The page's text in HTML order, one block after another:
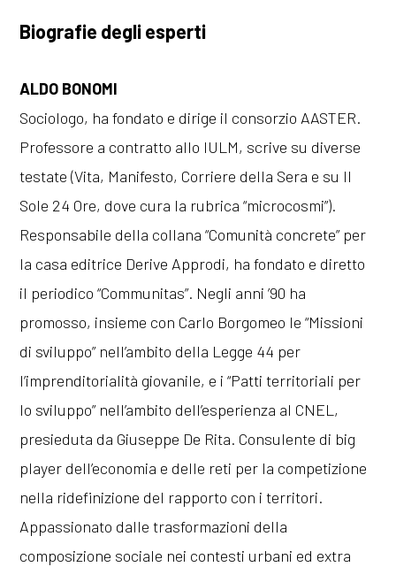
Biografie degli esperti
ALDO BONOMI
Sociologo, ha fondato e dirige il consorzio AASTER.
Professore a contratto allo IULM, scrive su diverse
testate (Vita, Manifesto, Corriere della Sera e su Il
Sole 24 Ore, dove cura la rubrica “microcosmi”).
Responsabile della collana “Comunità concrete” per
la casa editrice Derive Approdi, ha fondato e diretto
il periodico “Communitas”. Negli anni ’90 ha
promosso, insieme con Carlo Borgomeo le “Missioni
di sviluppo” nell’ambito della Legge 44 per
l’imprenditorialità giovanile, e i “Patti territoriali per
lo sviluppo” nell’ambito dell’esperienza al CNEL,
presieduta da Giuseppe De Rita. Consulente di big
player dell’economia e delle reti per la competizione
nella ridefinizione del rapporto con i territori.
Appassionato dalle trasformazioni della
composizione sociale nei contesti urbani ed extra